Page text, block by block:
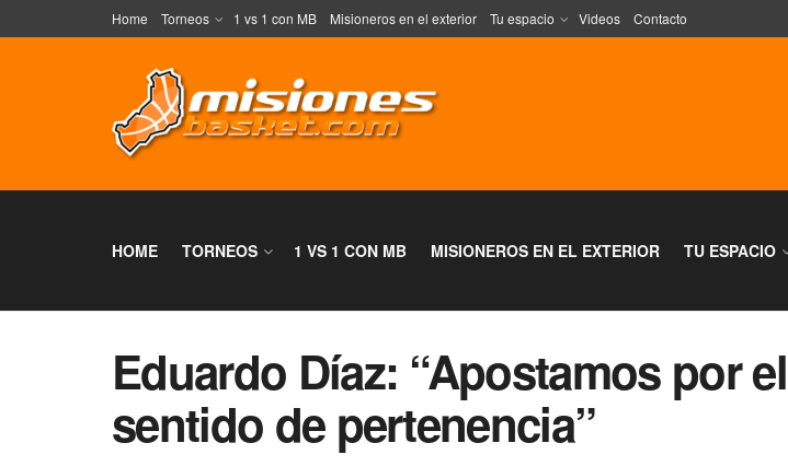
Home Torneos 1 vs 1 con MB Misioneros en el exterior Tu espacio Videos Contacto
HOME TORNEOS 1 VS 1 CON MB MISIONEROS EN EL EXTERIOR TU ESPACIO
Eduardo Díaz: “Apostamos por el
sentido de pertenencia”